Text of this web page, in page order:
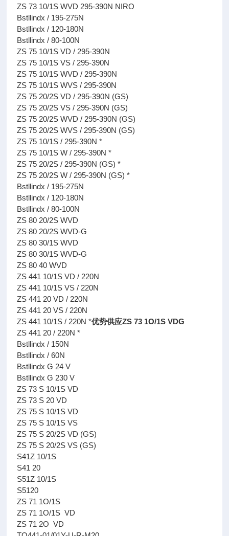
ZS 73 10/1S WVD 295-390N NIRO
Bstllindx / 195-275N
Bstllindx / 120-180N
Bstllindx / 80-100N
ZS 75 10/1S VD / 295-390N
ZS 75 10/1S VS / 295-390N
ZS 75 10/1S WVD / 295-390N
ZS 75 10/1S WVS / 295-390N
ZS 75 20/2S VD / 295-390N (GS)
ZS 75 20/2S VS / 295-390N (GS)
ZS 75 20/2S WVD / 295-390N (GS)
ZS 75 20/2S WVS / 295-390N (GS)
ZS 75 10/1S / 295-390N *
ZS 75 10/1S W / 295-390N *
ZS 75 20/2S / 295-390N (GS) *
ZS 75 20/2S W / 295-390N (GS) *
Bstllindx / 195-275N
Bstllindx / 120-180N
Bstllindx / 80-100N
ZS 80 20/2S WVD
ZS 80 20/2S WVD-G
ZS 80 30/1S WVD
ZS 80 30/1S WVD-G
ZS 80 40 WVD
ZS 441 10/1S VD / 220N
ZS 441 10/1S VS / 220N
ZS 441 20 VD / 220N
ZS 441 20 VS / 220N
ZS 441 10/1S / 220N *优势供应ZS 73 1O/1S VDG
ZS 441 20 / 220N *
Bstllindx / 150N
Bstllindx / 60N
Bstllindx G 24 V
Bstllindx G 230 V
ZS 73 S 10/1S VD
ZS 73 S 20 VD
ZS 75 S 10/1S VD
ZS 75 S 10/1S VS
ZS 75 S 20/2S VD (GS)
ZS 75 S 20/2S VS (GS)
S41Z 10/1S
S41 20
S51Z 10/1S
S5120
ZS 71 1O/1S
ZS 71 1O/1S VD
ZS 71 2O VD